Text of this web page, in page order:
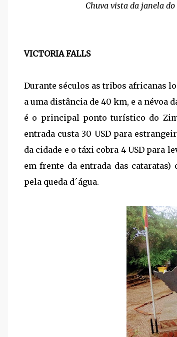
Chuva vista da janela
VICTORIA FALLS
Durante séculos as tribos africanas
a uma distância de 40 km, e a névoa
é o principal ponto turístico do
entrada custa 30 USD para
da cidade e o táxi cobra 4 USD para
em frente da entrada das
pela queda d´água.